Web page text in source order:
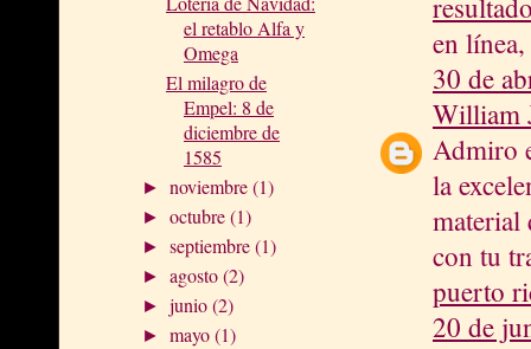
el retablo Alfa y
Omega
El milagro de
Empel: 8 de
diciembre de
1585
►noviembre(1)
►octubre(1)
►septiembre(1)
►agosto(2)
►junio(2)
►mayo(1)
en
30 de
William
Admiro
la
material
con tu
puerto
20 de